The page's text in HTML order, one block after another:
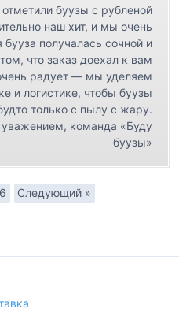
буузы с рубленой
наш хит, и мы очень
получалась сочной и
что заказ доехал к вам
радует — мы уделяем
и логистике, чтобы буузы
только с пылу с жару.
команда «Буду
буузы»
Следующий »